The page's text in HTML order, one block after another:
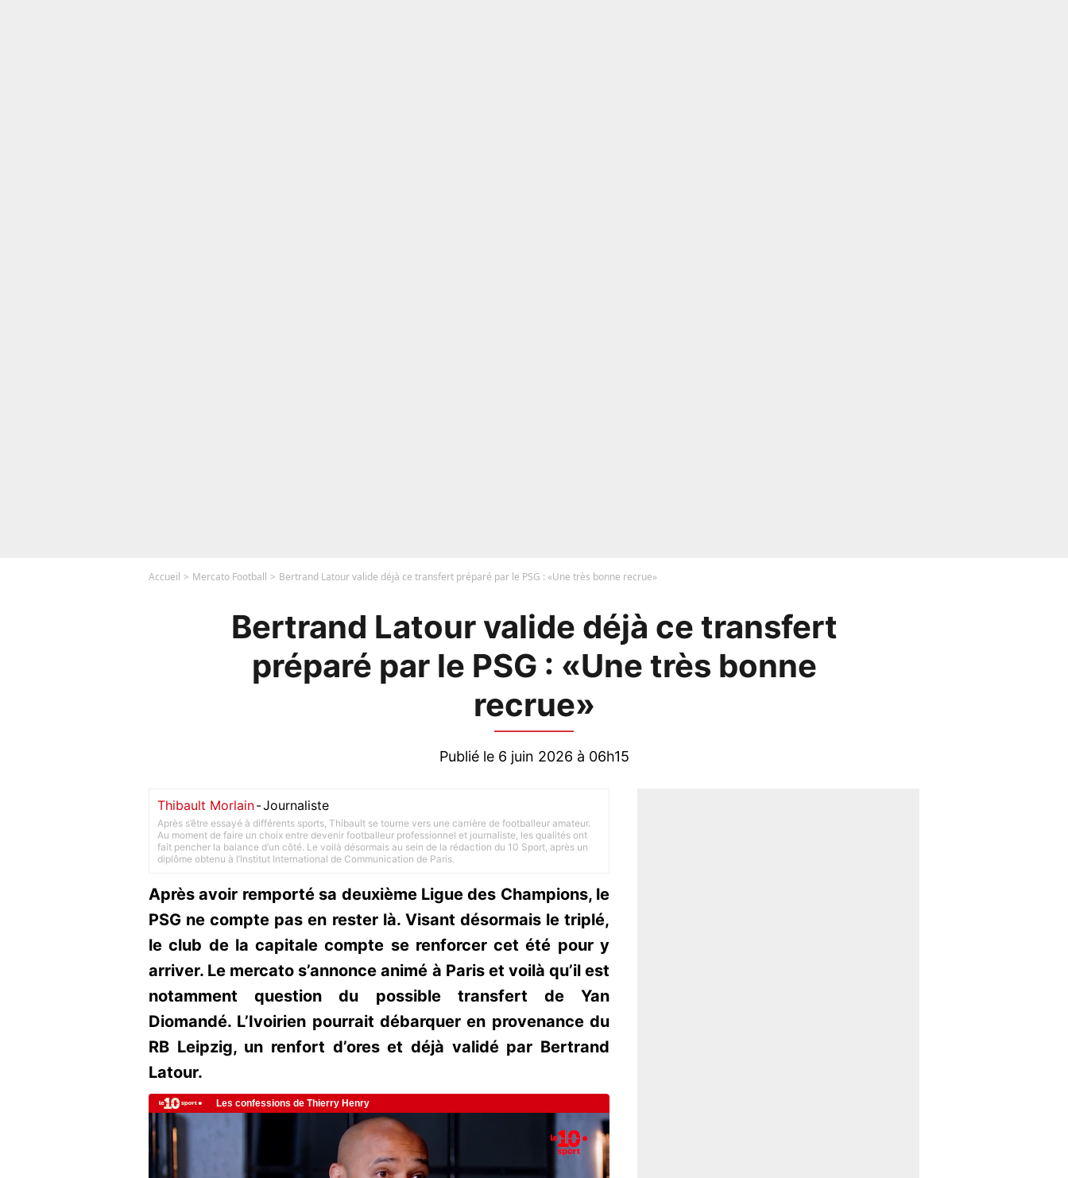
Accueil Mercato Football Bertrand Latour valide déjà ce transfert préparé par le PSG : «Une très bonne recrue»
Bertrand Latour valide déjà ce transfert
préparé par le PSG : «Une très bonne
recrue»
Publié le 6 juin 2026 à 06h15
Thibault Morlain-Journaliste
Après s’être essayé à différents sports, Thibault se tourne vers une carrière de footballeur amateur.
Au moment de faire un choix entre devenir footballeur professionnel et journaliste, les qualités ont
fait pencher la balance d’un côté. Le voilà désormais au sein de la rédaction du 10 Sport, après un
diplôme obtenu à l’Institut International de Communication de Paris.
Après avoir remporté sa deuxième Ligue des Champions, le
PSG ne compte pas en rester là. Visant désormais le triplé,
le club de la capitale compte se renforcer cet été pour y
arriver. Le mercato s’annonce animé à Paris et voilà qu’il est
notamment question du possible transfert de Yan
Diomandé. L’Ivoirien pourrait débarquer en provenance du
RB Leipzig, un renfort d’ores et déjà validé par Bertrand
Latour.